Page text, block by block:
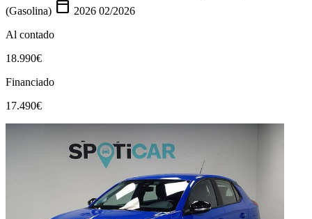
(Gasolina) calendar_today 2026 02/2026
Al contado
18.990€
Financiado
17.490€